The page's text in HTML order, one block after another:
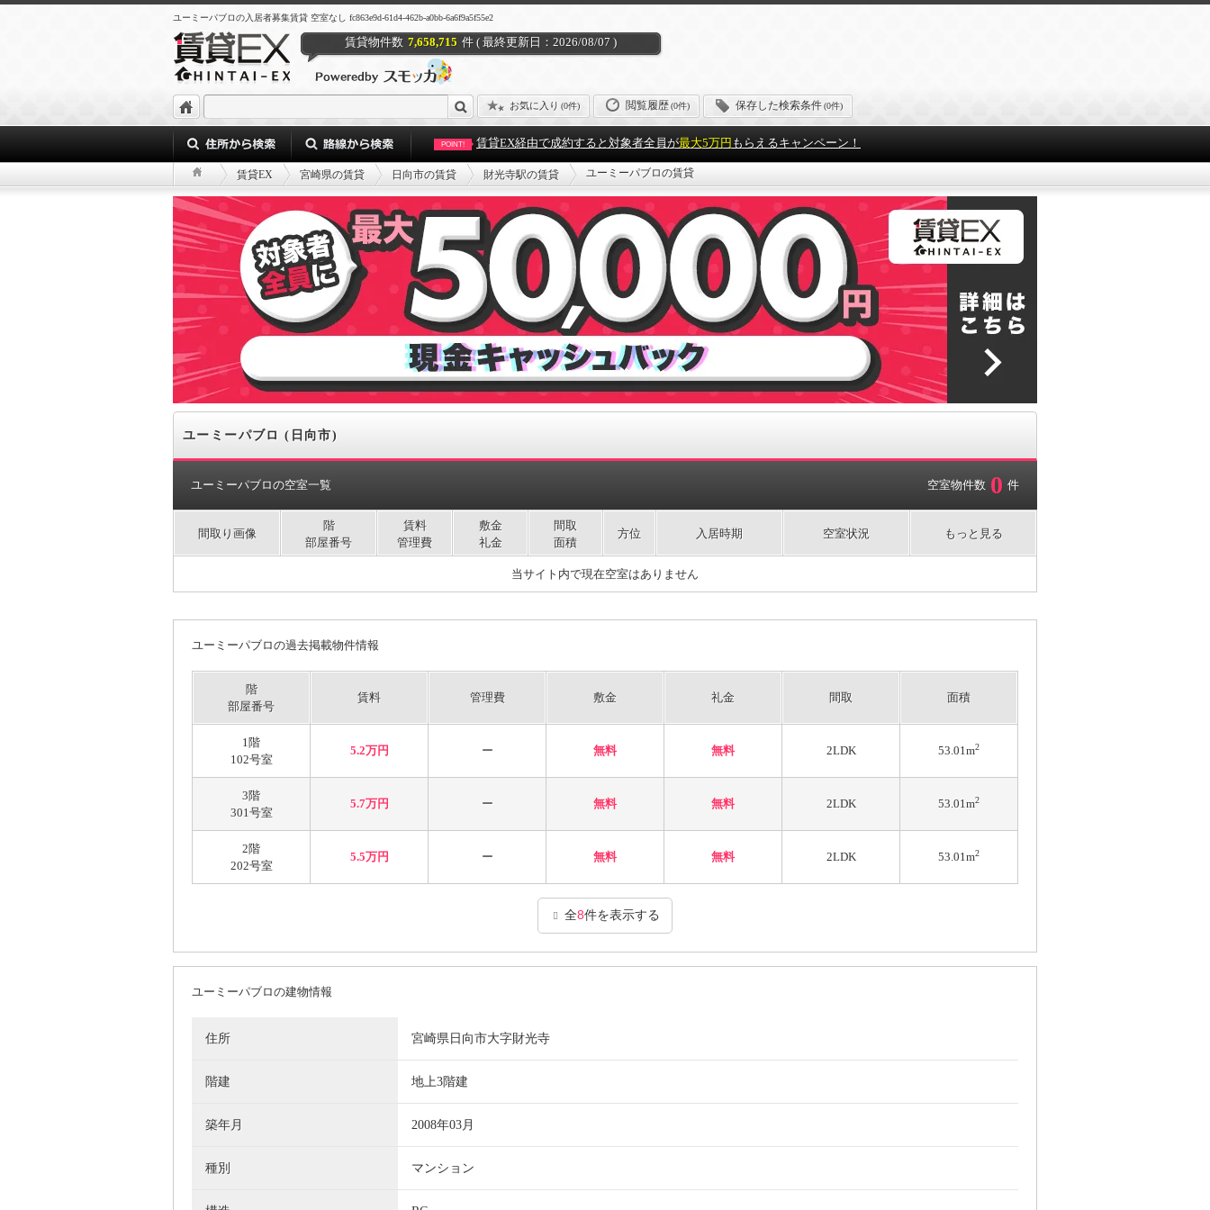
ユーミーパブロの入居者募集賃貸 空室なし fc863e9d-61d4-462b-a0bb-6a6f9a5f55e2
賃貸物件数 7,658,715 件 ( 最終更新日：2026/08/07 )
お気に入り (0件) 閲覧履歴(0件) 保存した検索条件(0件)
POINT! 賃貸EX経由で成約すると対象者全員が最大5万円 もらえるキャンペーン！
賃貸EX 宮崎県の賃貸 日向市の賃貸 財光寺駅の賃貸 ユーミーパブロの賃貸
ユーミーパブロ (日向市)
ユーミーパブロの空室一覧 空室物件数 0 件
間取り画像
階
部屋番号
賃料
管理費
敷金
礼金
間取
面積
方位 入居時期 空室状況 もっと見る
当サイト内で現在空室はありません
ユーミーパブロの過去掲載物件情報
階
部屋番号
賃料 管理費 敷金 礼金 間取 面積
1階
102号室
5.2万円 ー 無料 無料 2LDK 53.01m2
3階
301号室
5.7万円 ー 無料 無料 2LDK 53.01m2
2階
202号室
5.5万円 ー 無料 無料 2LDK 53.01m2
全8件を表示する
ユーミーパブロの建物情報
住所 宮崎県日向市大字財光寺
階建 地上3階建
築年月 2008年03月
種別 マンション